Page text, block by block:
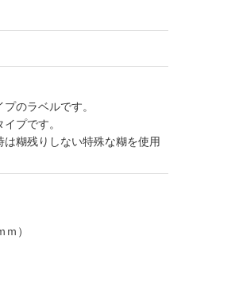
のラベルです。
プです。
糊残りしない特殊な糊を使用
）